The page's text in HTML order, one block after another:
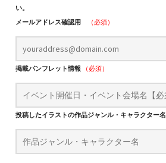
い。
メールアドレス確認用
（必須）
掲載パンフレット情報 （必須）
投稿したイラストの作品ジャンル・キャラクター名